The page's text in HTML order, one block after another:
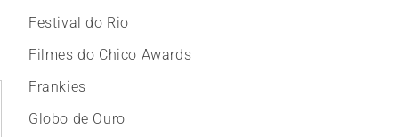
Festival do Rio
Filmes do Chico Awards
Frankies
Globo de Ouro